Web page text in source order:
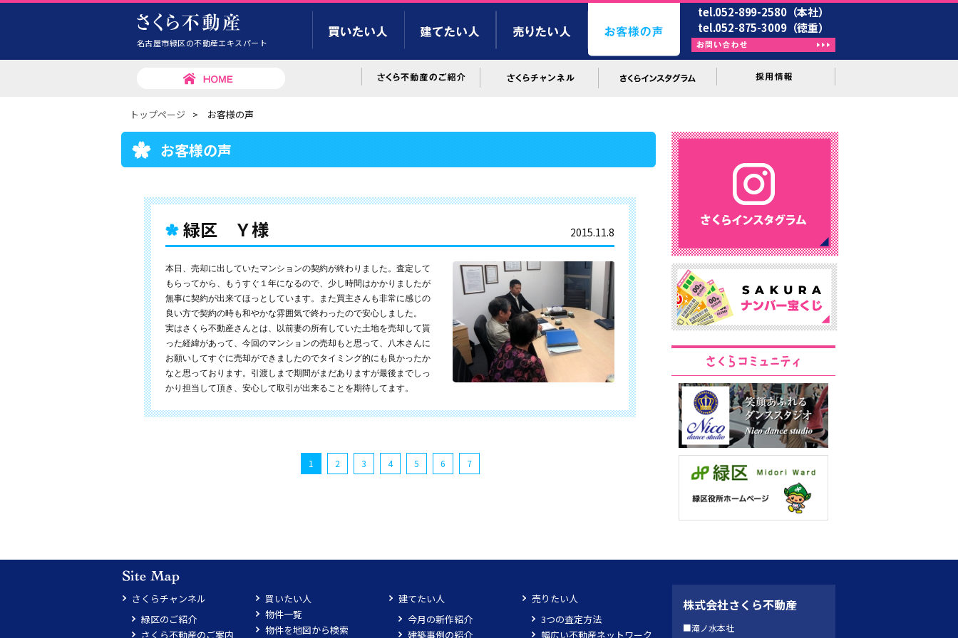
名古屋市緑区の不動産エキスパート
tel.052-899-2580（本社）
tel.052-875-3009（徳重）
トップページ > お客様の声
お客様の声
2015.11.8
緑区 Ｙ様
本日、売却に出していたマンションの契約が終わりました。査定して
もらってから、もうすぐ１年になるので、少し時間はかかりましたが
無事に契約が出来てほっとしています。また買主さんも非常に感じの
良い方で契約の時も和やかな雰囲気で終わったので安心しました。
実はさくら不動産さんとは、以前妻の所有していた土地を売却して貰
った経緯があって、今回のマンションの売却もと思って、八木さんに
お願いしてすぐに売却ができましたのでタイミング的にも良かったか
なと思っております。引渡しまで期間がまだありますが最後までしっ
かり担当して頂き、安心して取引が出来ることを期待してます。
1 2 3 4 5 6 7
さくらチャンネル
緑区のご紹介
さくら不動産のご案内
買いたい人
物件一覧
物件を地図から検索
建てたい人
今月の新作紹介
建築事例の紹介
売りたい人
3つの査定方法
幅広い不動産ネットワーク
株式会社さくら不動産
■滝ノ水本社